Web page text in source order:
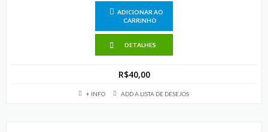
ADICIONAR AO
CARRINHO
DETALHES
R$40,00
+ INFO ADD A LISTA DE DESEJOS